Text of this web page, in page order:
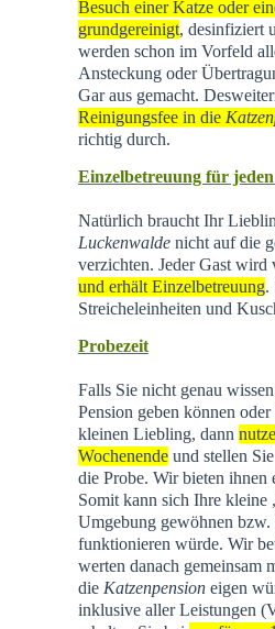
Besuch einer Katze oder
grundgereinigt, desinfiziert
werden schon im Vorfeld
Ansteckung oder
Gar aus gemacht.
Reinigungsfee in die
richtig durch.
Einzelbetreuung für
Natürlich braucht Ihr
Luckenwaldenicht auf die
verzichten. Jeder Gast wird
und erhält Einzelbetreuung.
Streicheleinheiten und
Probezeit
Falls Sie nicht genau
Pension geben können
kleinen Liebling, dann
Wochenendeund stellen
die Probe. Wir bieten ihnen
Somit kann sich Ihre kleine
Umgebung gewöhnen
funktionieren würde. Wir
werten danach gemeinsam
die Katzenpensioneigen
inklusive aller Leistungen